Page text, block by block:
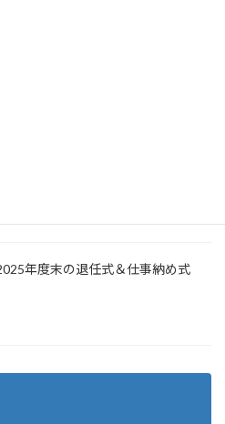
年度末の退任式＆仕事納め式